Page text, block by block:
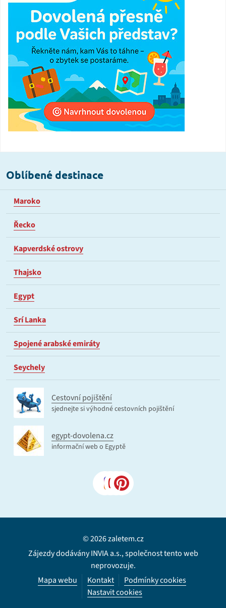
Oblíbené destinace
Maroko
Řecko
Kapverdské ostrovy
Thajsko
Egypt
Srí Lanka
Spojené arabské emiráty
Seychely
Cestovní pojištění
sjednejte si výhodné cestovních pojištění
egypt-dovolena.cz
informační web o Egyptě
© 2026 zaletem.cz
Zájezdy dodávány INVIA a.s., společnost tento web
neprovozuje.
Mapa webu
Kontakt
Podmínky cookies
Nastavit cookies